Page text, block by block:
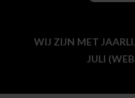
WIJ ZIJN MET
JULI